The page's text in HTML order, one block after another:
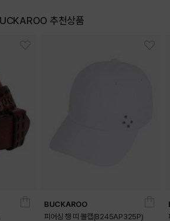
추천상품
BUCKAROO
피어싱 챙 띠 볼캡(B245AP325P)